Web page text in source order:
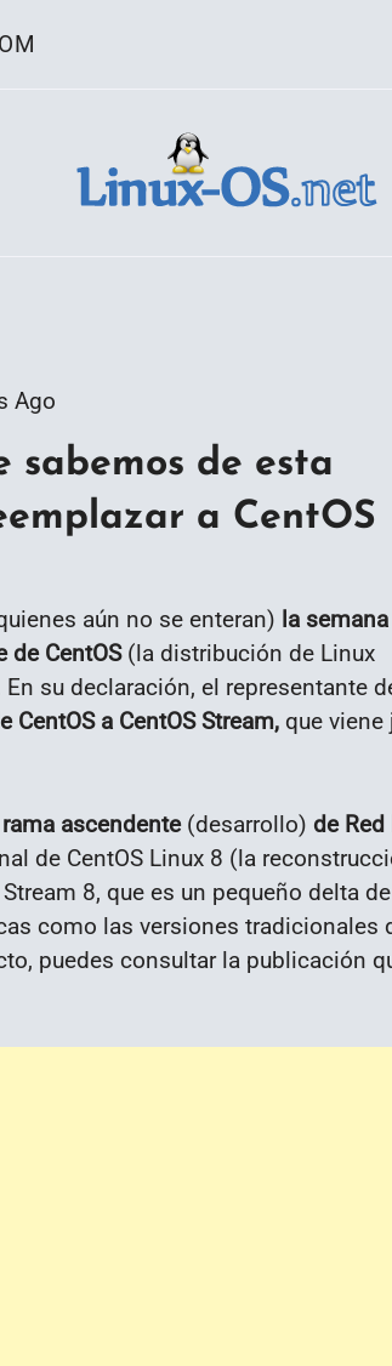
Ago
sabemos de esta
a CentOS
aún no se enteran) la semana
de CentOS(la distribución de Linux
su declaración, el representante
a CentOS Stream, que viene
ascendente(desarrollo) de Red
de CentOS Linux 8 (la
8, que es un pequeño delta de
como las versiones tradicionales
puedes consultar la publicación